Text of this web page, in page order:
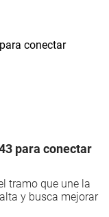
para conectar
tramo que une la
y busca mejorar